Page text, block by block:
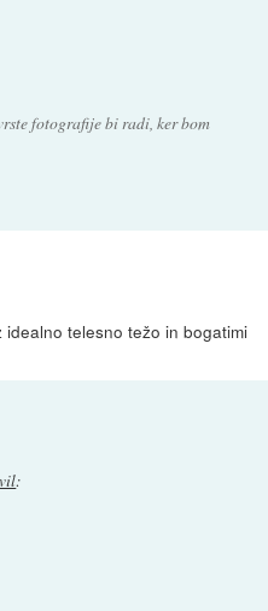
fotografije bi radi, ker bom
telesno težo in bogatimi
: